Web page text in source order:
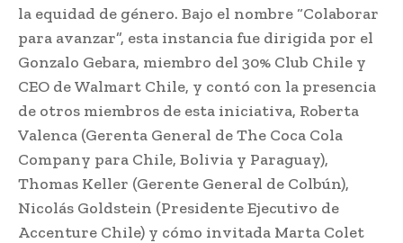
la equidad de género. Bajo el nombre “Colaborar
para avanzar”, esta instancia fue dirigida por el
Gonzalo Gebara, miembro del 30% Club Chile y
CEO de Walmart Chile, y contó con la presencia
de otros miembros de esta iniciativa, Roberta
Valenca (Gerenta General de The Coca Cola
Company para Chile, Bolivia y Paraguay),
Thomas Keller (Gerente General de Colbún),
Nicolás Goldstein (Presidente Ejecutivo de
Accenture Chile) y cómo invitada Marta Colet